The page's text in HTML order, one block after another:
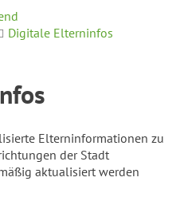
Digitale Elterninfos
Elterninformationen zu
der Stadt
aktualisiert werden